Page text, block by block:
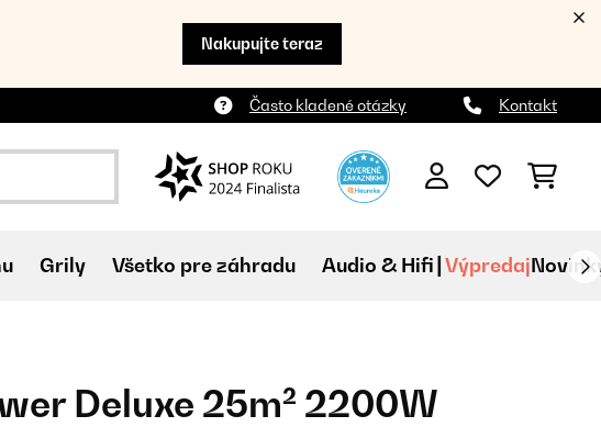
Nakupujte teraz
Často kladené otázky Kontakt
Grily Všetko pre záhradu Audio & Hifi Výpredaj
Deluxe 25m² 2200W